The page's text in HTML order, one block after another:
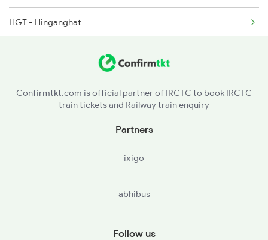
9213 Indb Ngp Special
HGT - Hinganghat
CD - Chandrapur Maharashtra
Confirmtkt.com is official partner of IRCTC to book IRCTC
train tickets and Railway train enquiry
Partners
ixigo
abhibus
Follow us